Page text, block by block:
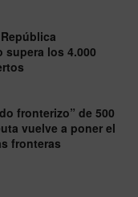
supera los 4.000
fronterizo” de 500
vuelve a poner el
fronteras